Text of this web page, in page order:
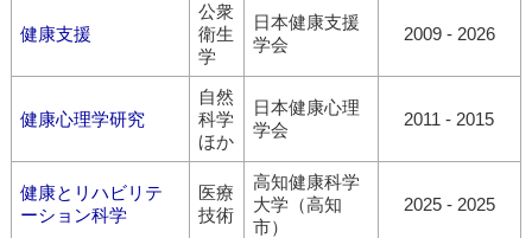
健康支援
公衆
衛生
学
日本健康支援
学会
2009 - 2026
健康心理学研究
自然
科学
ほか
日本健康心理
学会
2011 - 2015
健康とリハビリテ
ーション科学
医療
技術
高知健康科学
大学（高知
市）
2025 - 2025